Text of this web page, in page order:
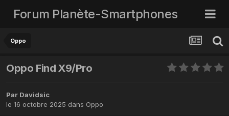
Forum Planète-Smartphones
Oppo
Oppo Find X9/Pro
Par Davidsic
le 16 octobre 2025 dans Oppo